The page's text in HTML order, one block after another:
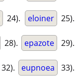
24). eloiner 25).
28). epazote 29).
32). eupnoea 33).